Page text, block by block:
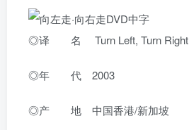
◎译 名 Turn Left, Turn Right
◎年 代 2003
◎产 地 中国香港/新加坡